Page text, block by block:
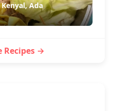
Ada
Recipes →